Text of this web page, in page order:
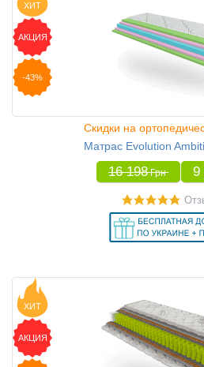
ХИТ
АКЦИЯ
-43%
Скидки на
Матрас Evolution
16 198 Грн 9
ХИТ
АКЦИЯ